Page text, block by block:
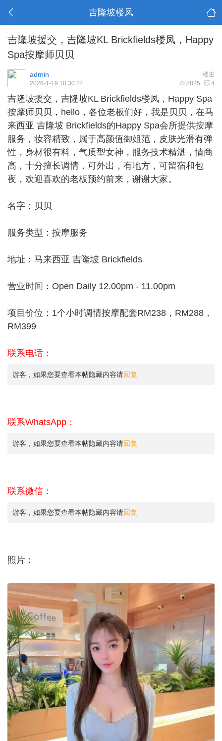
吉隆坡楼凤
吉隆坡援交，吉隆坡KL Brickfields楼凤，Happy
Spa按摩师贝贝
楼主
admin
8825 4
2026-1-19 10:30:24
吉隆坡援交 ，吉隆坡KL Brickfields楼凤，Happy Spa
按摩师贝贝，hello，各位老板们好，我是贝贝，在马
来西亚 吉隆坡 Brickfields的Happy Spa会所提供按摩
服务，妆容精致，属于高颜值御姐范，皮肤光滑有弹
性，身材很有料，气质型女神，服务技术精湛，情商
高，十分擅长调情，可外出，有地方，可留宿和包
夜，欢迎喜欢的老板预约前来，谢谢大家。
名字：贝贝
服务类型：按摩服务
地址：马来西亚 吉隆坡 Brickfields
营业时间：Open Daily 12.00pm - 11.00pm
项目价位：1个小时调情按摩配套RM238，RM288，
RM399
联系电话：
游客，如果您要查看本帖隐藏内容请回复
联系WhatsApp：
游客，如果您要查看本帖隐藏内容请回复
联系微信：
游客，如果您要查看本帖隐藏内容请回复
照片：